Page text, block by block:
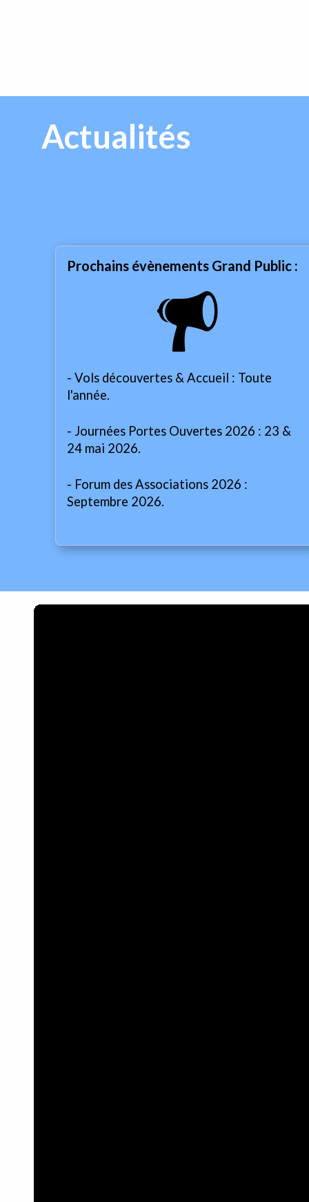
Actualités
Prochains évènements Grand Public :
- Vols découvertes & Accueil : Toute
l'année.
- Journées Portes Ouvertes 2026 : 23 &
24 mai 2026.
- Forum des Associations 2026 :
Septembre 2026.